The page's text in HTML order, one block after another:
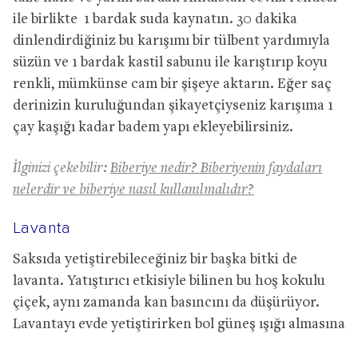
ile birlikte 1 bardak suda kaynatın. 30 dakika
dinlendirdiğiniz bu karışımı bir tülbent yardımıyla
süzün ve 1 bardak kastil sabunu ile karıştırıp koyu
renkli, mümkünse cam bir şişeye aktarın. Eğer saç
derinizin kuruluğundan şikayetçiyseniz karışıma 1
çay kaşığı kadar badem yapı ekleyebilirsiniz.
İlginizi çekebilir: Biberiye nedir? Biberiyenin faydaları
nelerdir ve biberiye nasıl kullanılmalıdır?
Lavanta
Saksıda yetiştirebileceğiniz bir başka bitki de
lavanta. Yatıştırıcı etkisiyle bilinen bu hoş kokulu
çiçek, aynı zamanda kan basıncını da düşürüyor.
Lavantayı evde yetiştirirken bol güneş ışığı almasına